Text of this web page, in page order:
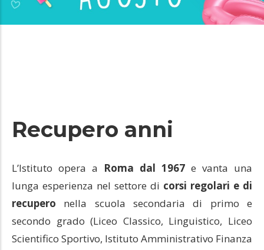
Recupero anni
L’Istituto opera a Roma dal 1967 e vanta una
lunga esperienza nel settore di corsi regolari e di
recupero nella scuola secondaria di primo e
secondo grado (Liceo Classico, Linguistico, Liceo
Scientifico Sportivo, Istituto Amministrativo Finanza